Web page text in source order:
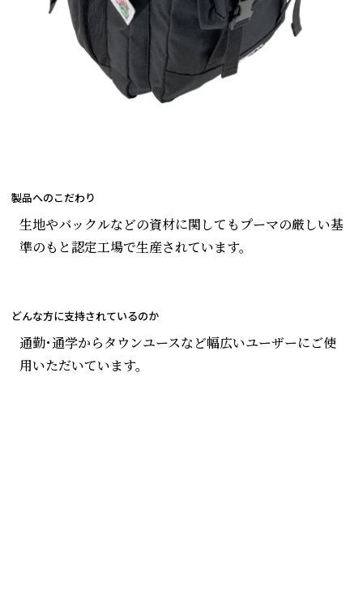
製品へのこだわり
生地やバックルなどの資材に関してもプーマの厳しい基
準のもと認定工場で生産されています。
どんな方に支持されているのか
通勤・通学からタウンユースなど幅広いユーザーにご使
用いただいています。